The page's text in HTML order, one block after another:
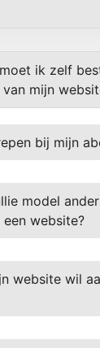
ik zelf
mijn
bij mijn
model
website?
website wil